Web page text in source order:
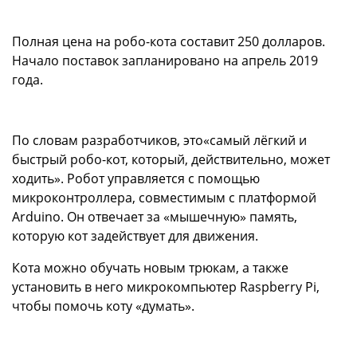
Полная цена на робо-кота составит 250 долларов.
Начало поставок запланировано на апрель 2019
года.
По словам разработчиков, это«самый лёгкий и
быстрый робо-кот, который, действительно, может
ходить». Робот управляется с помощью
микроконтроллера, совместимым с платформой
Arduino. Он отвечает за «мышечную» память,
которую кот задействует для движения.
Кота можно обучать новым трюкам, а также
установить в него микрокомпьютер Raspberry Pi,
чтобы помочь коту «думать».